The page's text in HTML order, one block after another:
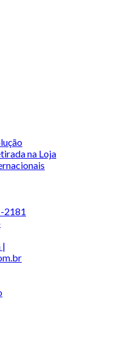
na Loja
2181
|